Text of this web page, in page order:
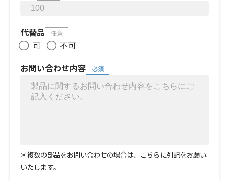
代替品 任意
可
不可
お問い合わせ内容
必須
＊複数の部品をお問い合わせの場合は、こちらに列記をお願い
いたします。